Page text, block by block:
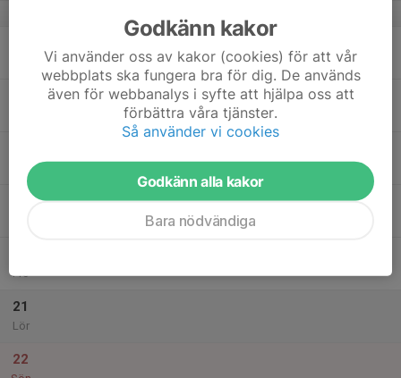
Ons
Fre
21
Lör
22
Godkänn kakor
Vi använder oss av kakor (cookies) för att vår
webbplats ska fungera bra för dig. De används
även för webbanalys i syfte att hjälpa oss att
förbättra våra tjänster.
Så använder vi cookies
Godkänn alla kakor
Bara nödvändiga